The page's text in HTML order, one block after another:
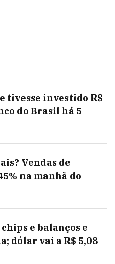
tivesse investido R$
do Brasil há 5
Vendas de
na manhã do
e balanços e
dólar vai a R$ 5,08